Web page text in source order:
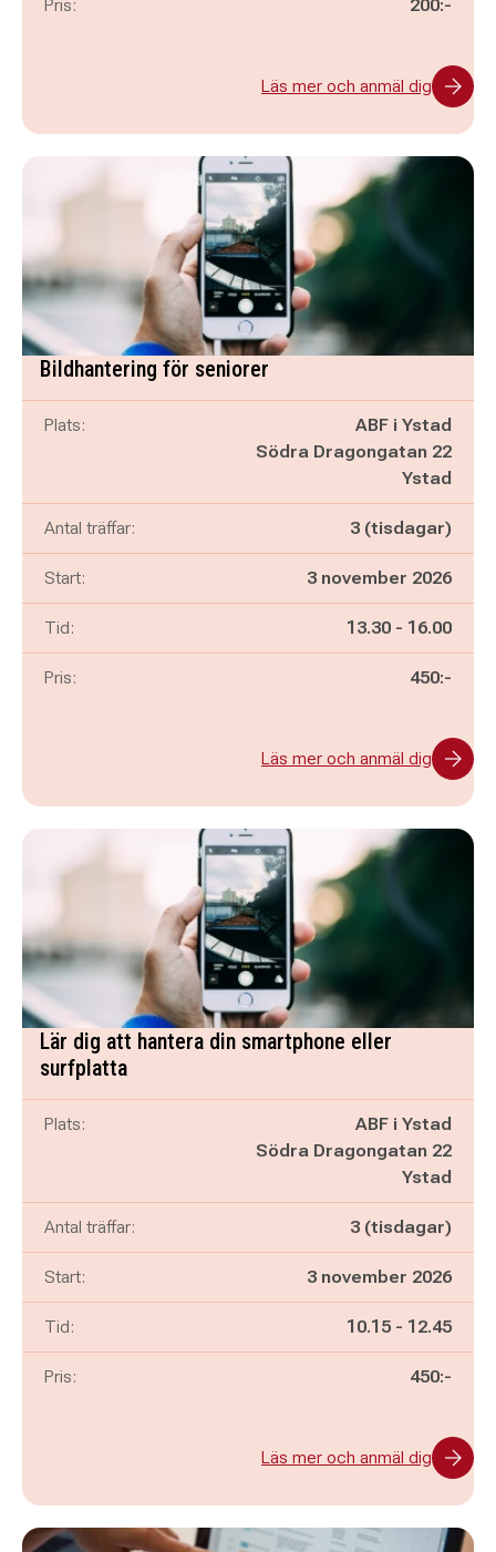
Pris: 200:-
Läs mer och anmäl dig
Bildhantering för seniorer
Plats:
ABF i Ystad
Södra Dragongatan 22
Ystad
Antal träffar: 3 (tisdagar)
Start: 3 november 2026
Tid: Pågår mellan
13.30 - och
16.00
Pris: 450:-
Läs mer och anmäl dig
Lär dig att hantera din smartphone eller
surfplatta
Plats:
ABF i Ystad
Södra Dragongatan 22
Ystad
Antal träffar: 3 (tisdagar)
Start: 3 november 2026
Tid: Pågår mellan
10.15 - och
12.45
Pris: 450:-
Läs mer och anmäl dig